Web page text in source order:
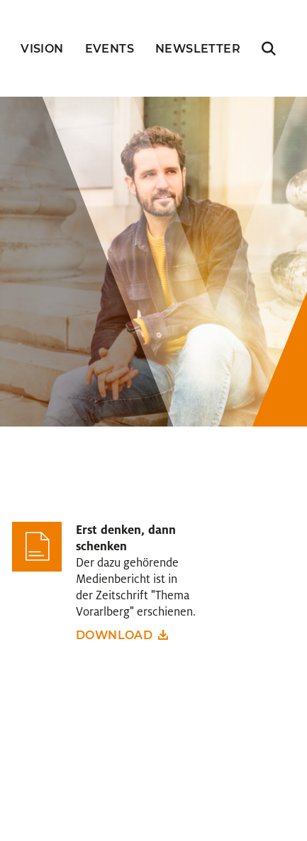
VISION EVENTS NEWSLETTER
Erst denken, dann
schenken
Der dazu gehörende
Medienbericht ist in
der Zeitschrift "Thema
Vorarlberg" erschienen.
DOWNLOAD